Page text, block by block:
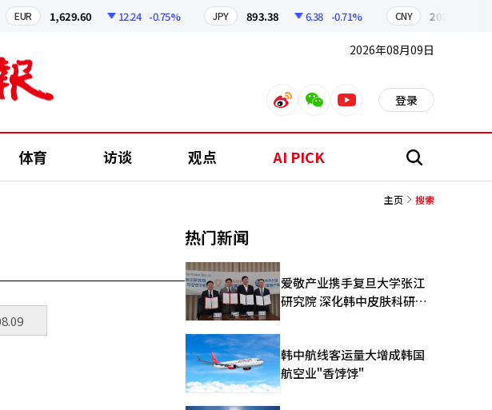
EUR 1,629.60 12.24 -0.75% JPY 893.38 6.38 -0.71% CNY 209.17
2026年08月09日
weiboweixinyoutube 登录
体育 访谈 观点 AI PICK 搜
主页 搜索
热门新闻
爱敬产业携手复旦大学张江
研究院 深化韩中皮肤科研合
韩中航线客运量大增成韩国
航空业"香饽饽"